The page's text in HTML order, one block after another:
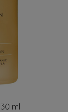
ml